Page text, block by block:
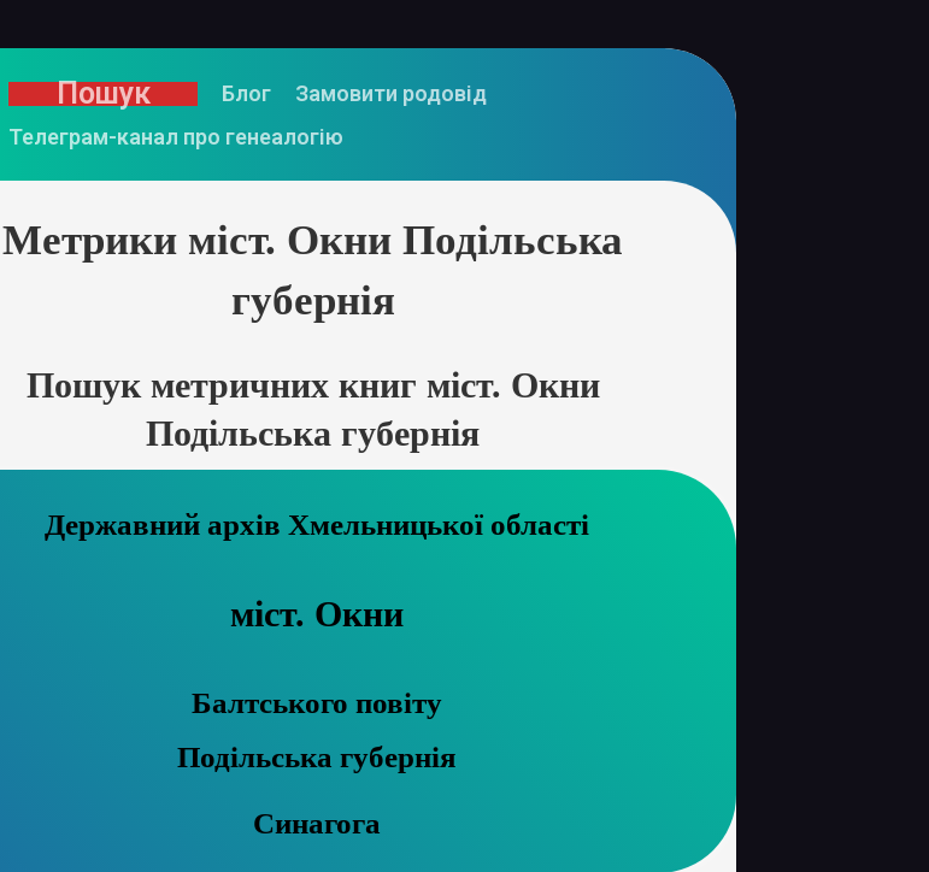
Пошук Блог
Замовити родовід
Телеграм-канал про генеалогію
Метрики міст. Окни Подільська
губернія
Пошук метричних книг міст. Окни
Подільська губернія
Державний архів Хмельницької області
міст. Окни
Балтського повіту
Подільська губернія
Синагога